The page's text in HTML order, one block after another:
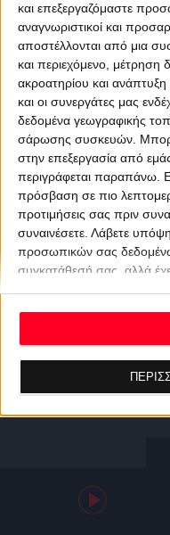
και επεξεργαζόμαστε
αναγνωριστικοί και
αποστέλλονται από μια
και περιεχόμενο, μέτρηση
ακροατηρίου και
και οι συνεργάτες μας
δεδομένα γεωγραφικής
σάρωσης συσκευών.
στην επεξεργασία από
περιγράφεται παραπάνω.
πρόσβαση σε πιο
προτιμήσεις σας πριν
συναινέσετε. Λάβετε
προσωπικών σας
συγκατάθεσή σας, αλλά
ανακαλέσετε τη
επιστρέφοντας σε αυτόν
κουμπί "Απορρήτου" στο
About Offradio Business
Designed & developed